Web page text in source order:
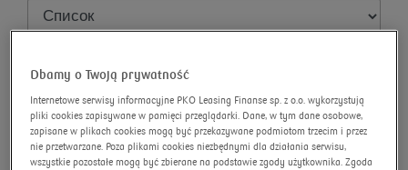
Легкові автомобілі
Знайдено 64 аукціон / аукціони, що
відповідають критеріям
Dbamy o Twoją prywatność
Internetowe serwisy informacyjne PKO Leasing Finanse sp. z o.o. wykorzystują
pliki cookies zapisywane w pamięci przeglądarki. Dane, w tym dane osobowe,
zapisane w plikach cookies mogą być przekazywane podmiotom trzecim i przez
nie przetwarzane. Poza plikami cookies niezbędnymi dla działania serwisu,
wszystkie pozostałe mogą być zbierane na podstawie zgody użytkownika. Zgoda